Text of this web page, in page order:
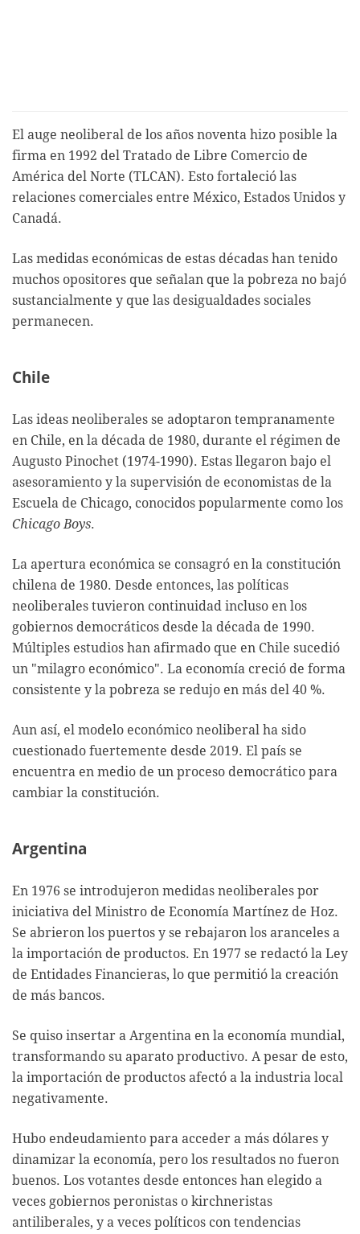
El auge neoliberal de los años noventa hizo posible la
firma en 1992 del Tratado de Libre Comercio de
América del Norte (TLCAN). Esto fortaleció las
relaciones comerciales entre México, Estados Unidos y
Canadá.
Las medidas económicas de estas décadas han tenido
muchos opositores que señalan que la pobreza no bajó
sustancialmente y que las desigualdades sociales
permanecen.
Chile
Las ideas neoliberales se adoptaron tempranamente
en Chile, en la década de 1980, durante el régimen de
Augusto Pinochet (1974-1990). Estas llegaron bajo el
asesoramiento y la supervisión de economistas de la
Escuela de Chicago, conocidos popularmente como los
Chicago Boys.
La apertura económica se consagró en la constitución
chilena de 1980. Desde entonces, las políticas
neoliberales tuvieron continuidad incluso en los
gobiernos democráticos desde la década de 1990.
Múltiples estudios han afirmado que en Chile sucedió
un "milagro económico". La economía creció de forma
consistente y la pobreza se redujo en más del 40 %.
Aun así, el modelo económico neoliberal ha sido
cuestionado fuertemente desde 2019. El país se
encuentra en medio de un proceso democrático para
cambiar la constitución.
Argentina
En 1976 se introdujeron medidas neoliberales por
iniciativa del Ministro de Economía Martínez de Hoz.
Se abrieron los puertos y se rebajaron los aranceles a
la importación de productos. En 1977 se redactó la Ley
de Entidades Financieras, lo que permitió la creación
de más bancos.
Se quiso insertar a Argentina en la economía mundial,
transformando su aparato productivo. A pesar de esto,
la importación de productos afectó a la industria local
negativamente.
Hubo endeudamiento para acceder a más dólares y
dinamizar la economía, pero los resultados no fueron
buenos. Los votantes desde entonces han elegido a
veces gobiernos peronistas o kirchneristas
antiliberales, y a veces políticos con tendencias